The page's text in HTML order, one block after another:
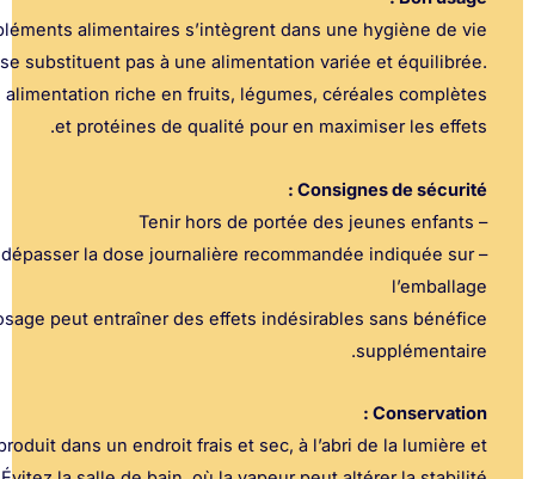
Les compléments alimentaires s’intègrent dans une
globale et ne se substituent pas à une alimentation variée et
Adoptez une alimentation riche en fruits, légumes, céréales
et protéines de qualité pour en maximiser
Consignes de
– Ne pas dépasser la dose journalière recommandée
Un surdosage peut entraîner des effets indésirables
Conservez le produit dans un endroit frais et sec, à l’abri de la